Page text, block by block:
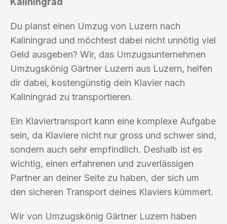
Du planst einen Umzug von Luzern nach
Kaliningrad und möchtest dabei nicht unnötig viel
Geld ausgeben? Wir, das Umzugsunternehmen
Umzugskönig Gärtner Luzern aus Luzern, helfen
dir dabei, kostengünstig dein Klavier nach
Kaliningrad zu transportieren.
Ein Klaviertransport kann eine komplexe Aufgabe
sein, da Klaviere nicht nur gross und schwer sind,
sondern auch sehr empfindlich. Deshalb ist es
wichtig, einen erfahrenen und zuverlässigen
Partner an deiner Seite zu haben, der sich um
den sicheren Transport deines Klaviers kümmert.
Wir von Umzugskönig Gärtner Luzern haben